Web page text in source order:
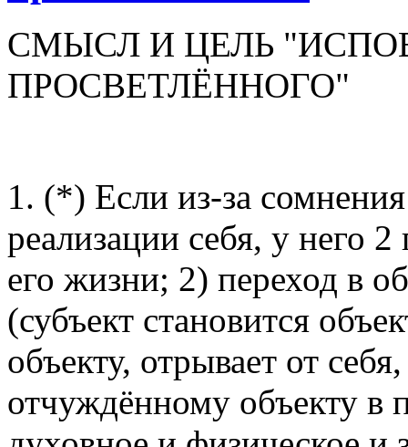
СМЫСЛ И ЦЕЛЬ
ПРОСВЕТЛЁННОГО"
1. (*) Если из-за сомнения
реализации себя, у него
его жизни; 2) переход в
(субъект становится
объекту, отрывает от
отчуждённому объекту в